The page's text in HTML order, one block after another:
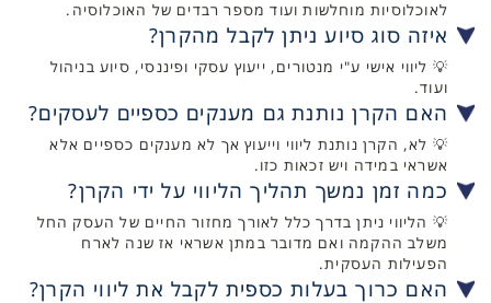
לאוכלוסיות מוחלשות ועוד מספר רבדים של האוכלוסיה.
איזה סוג סיוע ניתן לקבל מהקרן?
💡 ליווי אישי ע"י מנטורים, ייעוץ עסקי ופיננסי, סיוע בניהול
ועוד.
האם הקרן נותנת גם מענקים כספיים לעסקים?
💡 לא, הקרן נותנת ליווי וייעוץ אך לא מענקים כספיים אלא
אשראי במידה ויש זכאות כזו.
כמה זמן נמשך תהליך הליווי על ידי הקרן?
💡 הליווי ניתן בדרך כלל לאורך מחזור החיים של העסק החל
משלב ההקמה ואם מדובר במתן אשראי אז שנה לארח
הפעילות העסקית.
האם כרוך בעלות כספית לקבל את ליווי הקרן?